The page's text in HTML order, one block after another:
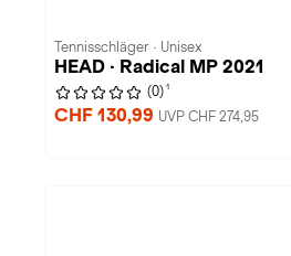
Tennisschläger · Unisex
HEAD · Radical MP 2021
(0) 1
CHF 130,99 UVP CHF 274,95